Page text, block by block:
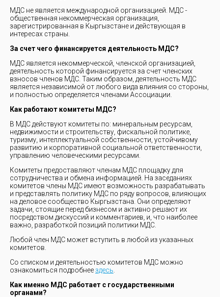
МДС не является международной организацией. МДС -
общественная некоммерческая организация,
зарегистрированная в Кыргызстане и действующая в
интересах страны.
За счет чего финансируется деятельность МДС?
МДС является некоммерческой, членской организацией,
деятельность которой финансируется за счет членских
взносов членов МДС. Таким образом, деятельность МДС
является независимой от любого вида влияния со стороны,
и полностью определяется членами Ассоциации.
Как работают комитеты МДС?
В МДС действуют комитеты по: минеральным ресурсам,
недвижимости и строительству, фискальной политике,
туризму, интеллектуальной собственности, устойчивому
развитию и корпоративной социальной ответственности,
управлению человеческими ресурсами.
Комитеты предоставляют членам МДС площадку для
сотрудничества и обмена информацией. На заседаниях
комитетов члены МДС имеют возможность разрабатывать
и представлять политику МДС по ряду вопросов, влияющих
на деловое сообщество Кыргызстана. Они определяют
задачи, стоящие перед бизнесом и активно решают их
посредством дискуссий и комментариев, и, что наиболее
важно, разработкой позиций политики МДС.
Любой член МДС может вступить в любой из указанных
комитетов.
Со списком и деятельностью комитетов МДС можно
ознакомиться подробнеездесь
Как именно МДС работает с государственными
органами?